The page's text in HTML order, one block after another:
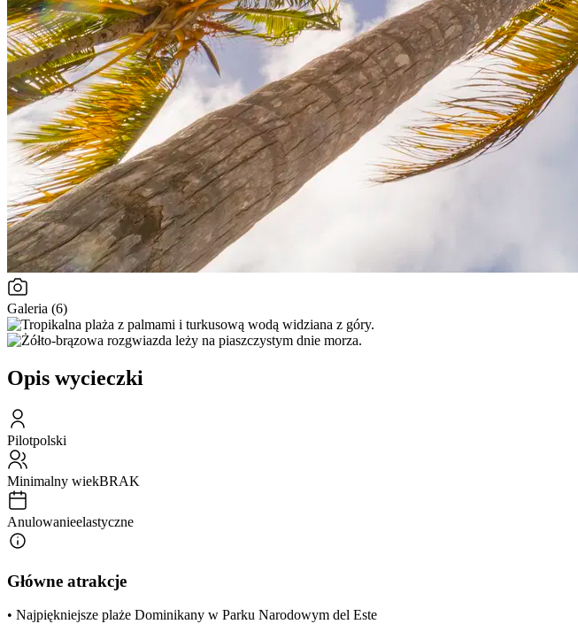
Galeria (6)
Opis wycieczki
Pilotpolski
Minimalny wiekBRAK
Anulowanieelastyczne
Główne atrakcje
• Najpiękniejsze plaże Dominikany w Parku Narodowym del Este